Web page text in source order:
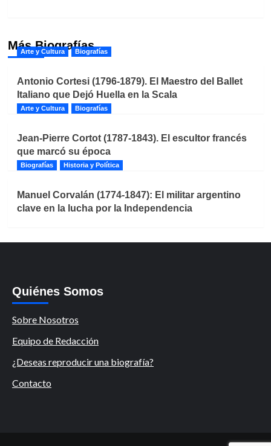
Más Biografías
Arte y Cultura Biografías
Antonio Cortesi (1796-1879). El Maestro del Ballet
Italiano que Dejó Huella en la Scala
Arte y Cultura Biografías
Jean-Pierre Cortot (1787-1843). El escultor francés
que marcó su época
Biografías Historia y Política
Manuel Corvalán (1774-1847): El militar argentino
clave en la lucha por la Independencia
Quiénes Somos
Sobre Nosotros
Equipo de Redacción
¿Deseas reproducir una biografía?
Contacto